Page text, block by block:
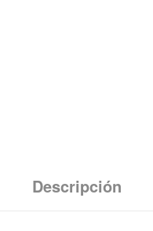
Descripción